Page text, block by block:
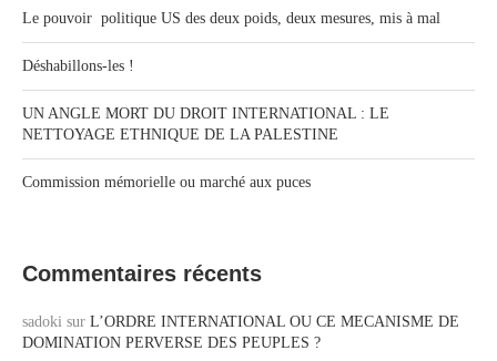
Le pouvoir politique US des deux poids, deux mesures, mis à mal
Déshabillons-les !
UN ANGLE MORT DU DROIT INTERNATIONAL : LE
NETTOYAGE ETHNIQUE DE LA PALESTINE
Commission mémorielle ou marché aux puces
Commentaires récents
sadoki sur L’ORDRE INTERNATIONAL OU CE MECANISME DE
DOMINATION PERVERSE DES PEUPLES ?